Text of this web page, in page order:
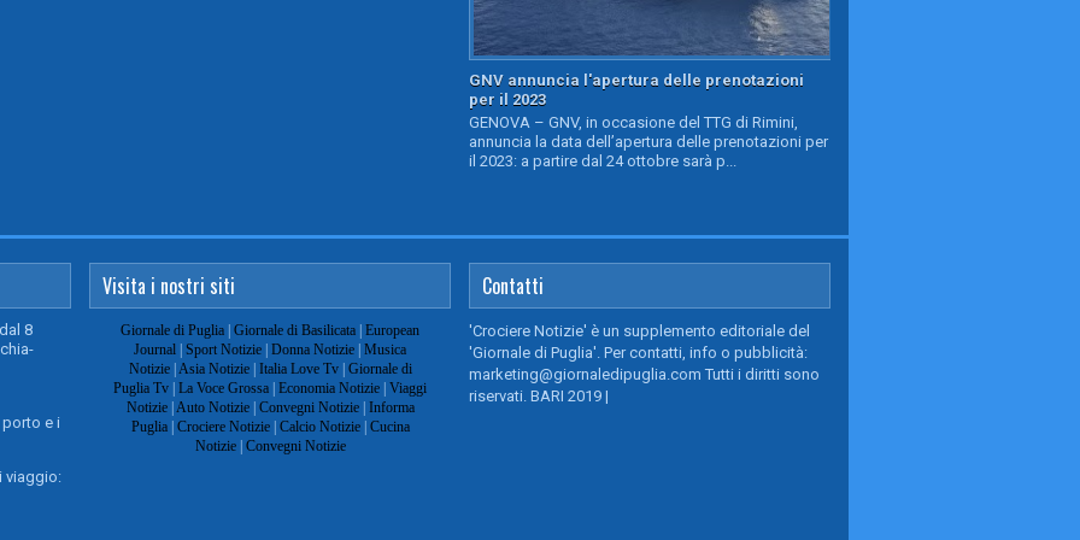
GNV annuncia l'apertura delle prenotazioni
per il 2023
GENOVA – GNV, in occasione del TTG di Rimini,
annuncia la data dell’apertura delle prenotazioni per
il 2023: a partire dal 24 ottobre sarà p...
8
e i
viaggio:
Visita i nostri siti
Giornale di Puglia | Giornale di Basilicata | European
Journal | Sport Notizie | Donna Notizie | Musica
Notizie| Asia Notizie| Italia Love Tv| Giornale di
Puglia Tv | La Voce Grossa | Economia Notizie | Viaggi
Notizie| Auto Notizie| Convegni Notizie| Informa
Puglia| Crociere Notizie| Calcio Notizie| Cucina
Notizie| Convegni Notizie
Contatti
'Crociere Notizie' è un supplemento editoriale del
'Giornale di Puglia'. Per contatti, info o pubblicità:
marketing@giornaledipuglia.com Tutti i diritti sono
riservati. BARI 2019 |